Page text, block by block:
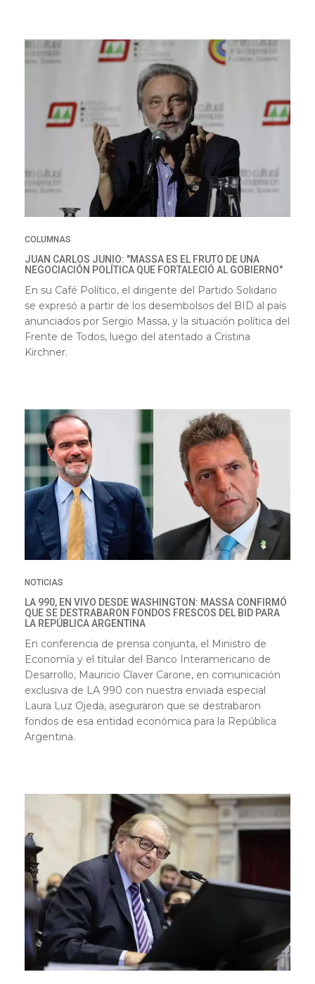
COLUMNAS
JUAN CARLOS JUNIO: "MASSA ES EL FRUTO DE UNA
NEGOCIACIÓN POLÍTICA QUE FORTALECIÓ AL GOBIERNO"
En su Café Político, el dirigente del Partido Solidario
se expresó a partir de los desembolsos del BID al país
anunciados por Sergio Massa, y la situación política del
Frente de Todos, luego del atentado a Cristina
Kirchner.
NOTICIAS
LA 990, EN VIVO DESDE WASHINGTON: MASSA CONFIRMÓ
QUE SE DESTRABARON FONDOS FRESCOS DEL BID PARA
LA REPÚBLICA ARGENTINA
En conferencia de prensa conjunta, el Ministro de
Economía y el titular del Banco Interamericano de
Desarrollo, Mauricio Claver Carone, en comunicación
exclusiva de LA 990 con nuestra enviada especial
Laura Luz Ojeda, aseguraron que se destrabaron
fondos de esa entidad económica para la República
Argentina.